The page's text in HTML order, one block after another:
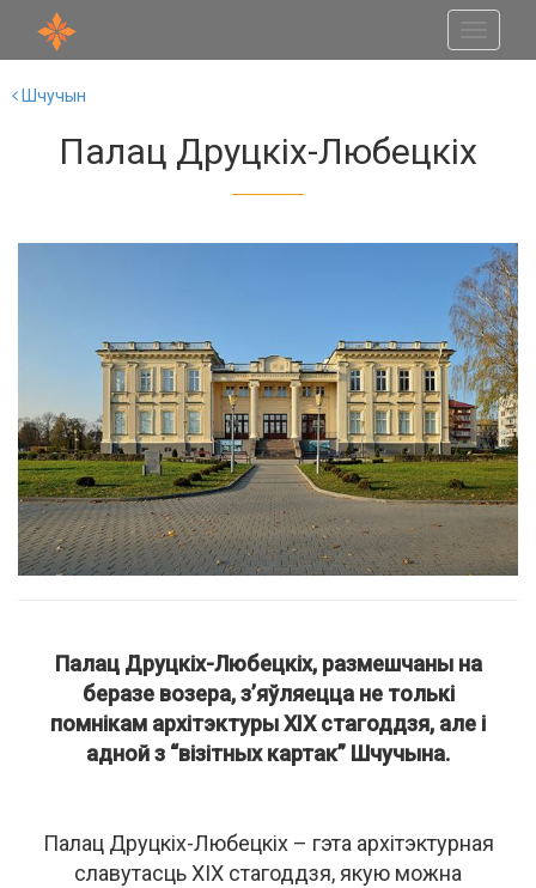
Шчучын
Палац Друцкіх-Любецкіх
Палац Друцкіх-Любецкіх, размешчаны на
беразе возера, з’яўляецца не толькі
помнікам архітэктуры ХІХ стагоддзя, але і
адной з “візітных картак” Шчучына.
Палац Друцкіх-Любецкіх – гэта архітэктурная
славутасць ХІХ стагоддзя, якую можна